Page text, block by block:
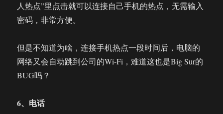
人热点”里点击就可以连接自己手机的热点，无需输入
密码，非常方便。
但是不知道为啥，连接手机热点一段时间后，电脑的
网络又会自动跳到公司的Wi-Fi，难道这也是Big Sur的
BUG吗？
6、电话